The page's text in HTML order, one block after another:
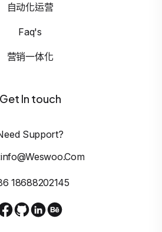
自动化运营
Faq's
营销一体化
Get In touch
Support?
18688202145